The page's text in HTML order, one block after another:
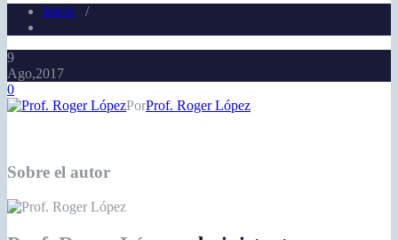
Inicio /
9
Ago,2017
0
PorProf. Roger López
Sobre el autor